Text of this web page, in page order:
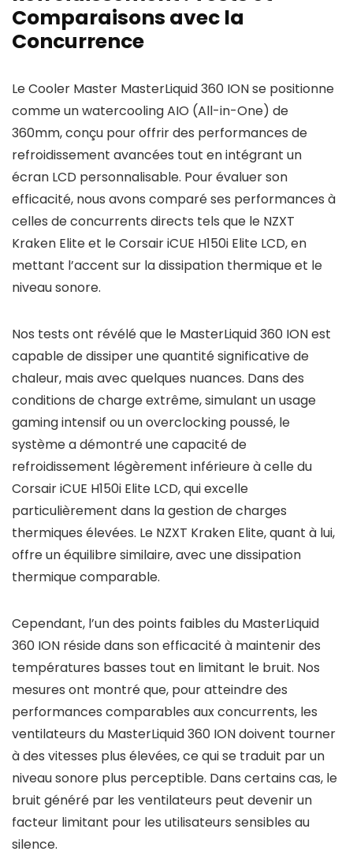
Comparaisons avec la
Concurrence
Le Cooler Master MasterLiquid 360 ION se positionne
comme un watercooling AIO (All-in-One) de
360mm, conçu pour offrir des performances de
refroidissement avancées tout en intégrant un
écran LCD personnalisable. Pour évaluer son
efficacité, nous avons comparé ses performances à
celles de concurrents directs tels que le NZXT
Kraken Elite et le Corsair iCUE H150i Elite LCD, en
mettant l’accent sur la dissipation thermique et le
niveau sonore.
Nos tests ont révélé que le MasterLiquid 360 ION est
capable de dissiper une quantité significative de
chaleur, mais avec quelques nuances. Dans des
conditions de charge extrême, simulant un usage
gaming intensif ou un overclocking poussé, le
système a démontré une capacité de
refroidissement légèrement inférieure à celle du
Corsair iCUE H150i Elite LCD, qui excelle
particulièrement dans la gestion de charges
thermiques élevées. Le NZXT Kraken Elite, quant à lui,
offre un équilibre similaire, avec une dissipation
thermique comparable.
Cependant, l’un des points faibles du MasterLiquid
360 ION réside dans son efficacité à maintenir des
températures basses tout en limitant le bruit. Nos
mesures ont montré que, pour atteindre des
performances comparables aux concurrents, les
ventilateurs du MasterLiquid 360 ION doivent tourner
à des vitesses plus élevées, ce qui se traduit par un
niveau sonore plus perceptible. Dans certains cas, le
bruit généré par les ventilateurs peut devenir un
facteur limitant pour les utilisateurs sensibles au
silence.